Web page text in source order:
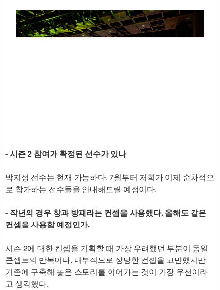
- 시즌 2 참여가 확정된 선수가 있나
박지성 선수는 현재 가능하다. 7월부터 저희가 이제 순차적으
로 참가하는 선수들을 안내해드릴 예정이다.
- 작년의 경우 창과 방패라는 컨셉을 사용했다. 올해도 같은
컨셉을 사용할 예정인가.
시즌 2에 대한 컨셉을 기획할 때 가장 우려했던 부분이 동일
콘셉트의 반복이다. 내부적으로 상당한 컨셉을 고민했지만
기존에 구축해 놓은 스토리를 이어가는 것이 가장 우선이라
고 생각했다.